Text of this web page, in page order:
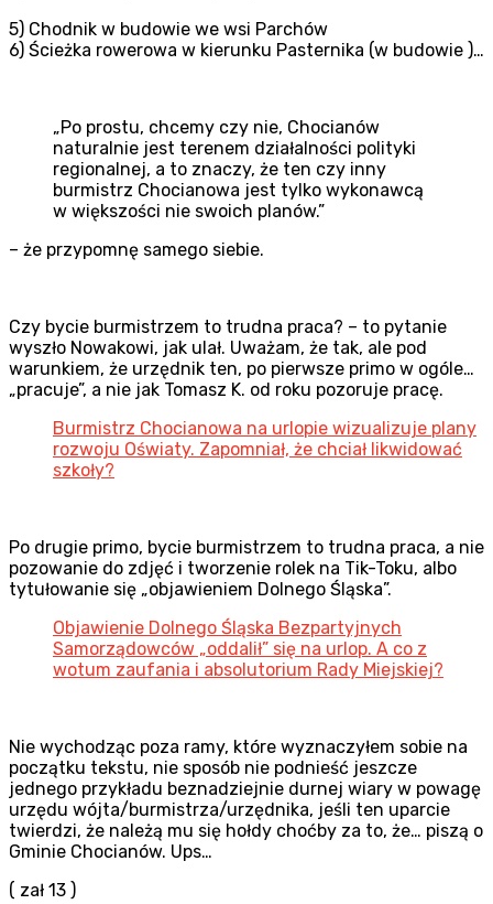
5) Chodnik w budowie we wsi Parchów
6) Ścieżka rowerowa w kierunku Pasternika (w budowie )…
„Po prostu, chcemy czy nie, Chocianów
naturalnie jest terenem działalności polityki
regionalnej, a to znaczy, że ten czy inny
burmistrz Chocianowa jest tylko wykonawcą
w większości nie swoich planów.”
– że przypomnę samego siebie.
Czy bycie burmistrzem to trudna praca? – to pytanie
wyszło Nowakowi, jak ulał. Uważam, że tak, ale pod
warunkiem, że urzędnik ten, po pierwsze primo w ogóle…
„pracuje”, a nie jak Tomasz K. od roku pozoruje pracę.
Burmistrz Chocianowa na urlopie wizualizuje plany
rozwoju Oświaty. Zapomniał, że chciał likwidować
szkoły?
Po drugie primo, bycie burmistrzem to trudna praca, a nie
pozowanie do zdjęć i tworzenie rolek na Tik-Toku, albo
tytułowanie się „objawieniem Dolnego Śląska”.
Objawienie Dolnego Śląska Bezpartyjnych
Samorządowców „oddalił” się na urlop. A co z
wotum zaufania i absolutorium Rady Miejskiej?
Nie wychodząc poza ramy, które wyznaczyłem sobie na
początku tekstu, nie sposób nie podnieść jeszcze
jednego przykładu beznadziejnie durnej wiary w powagę
urzędu wójta/burmistrza/urzędnika, jeśli ten uparcie
twierdzi, że należą mu się hołdy choćby za to, że… piszą o
Gminie Chocianów. Ups…
( zał 13 )